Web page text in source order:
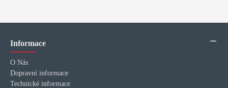
Informace
O Nás
Dopravní informace
Technické informace